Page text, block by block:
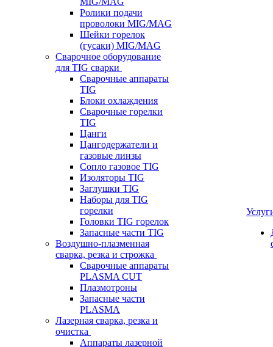
Ролики подачи
проволоки MIG/MAG
Шейки горелок
(гусаки) MIG/MAG
Сварочное оборудование
для TIG сварки
Сварочные аппараты
TIG
Блоки охлаждения
Сварочные горелки
TIG
Цанги
Цангодержатели и
газовые линзы
Сопло газовое TIG
Изоляторы TIG
Заглушки TIG
Наборы для TIG
горелки
Головки TIG горелок
Запасные части TIG
Воздушно-плазменная
сварка, резка и строжка
Сварочные аппараты
PLASMA CUT
Плазмотроны
Запасные части
PLASMA
Лазерная сварка, резка и
очистка
Аппараты лазерной